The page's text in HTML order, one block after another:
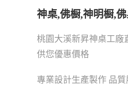
神桌,佛橱,神明橱,
桃園大溪新昇神桌工廠
供您優惠價格
專業設計生產製作 品